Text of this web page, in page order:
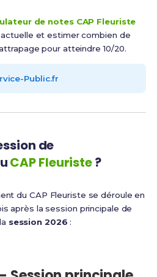
de notes CAP Fleuriste
et estimer combien de
pour atteindre 10/20.
Public.fr
de
CAP Fleuriste?
du CAP Fleuriste se déroule en
après la session principale de
session 2026 :